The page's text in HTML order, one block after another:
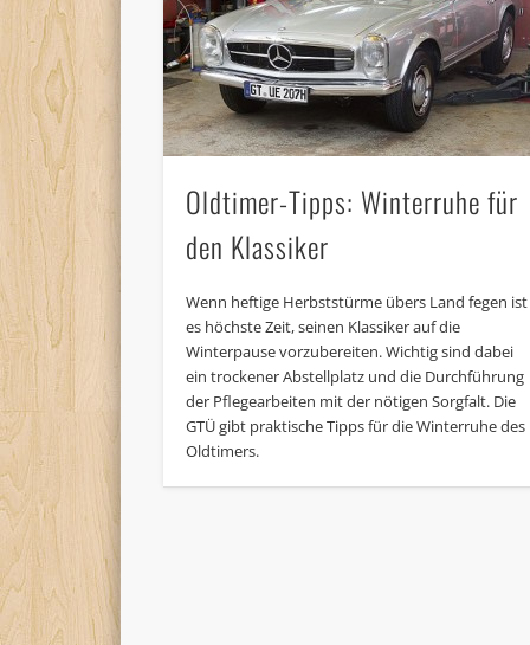
Oldtimer-Tipps: Winterruhe für
den Klassiker
Wenn heftige Herbststürme übers Land fegen ist
es höchste Zeit, seinen Klassiker auf die
Winterpause vorzubereiten. Wichtig sind dabei
ein trockener Abstellplatz und die Durchführung
der Pflegearbeiten mit der nötigen Sorgfalt. Die
GTÜ gibt praktische Tipps für die Winterruhe des
Oldtimers.